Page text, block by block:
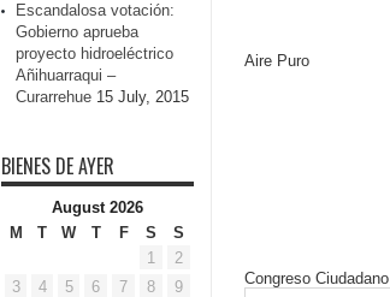
Escandalosa votación:
Gobierno aprueba
proyecto hidroeléctrico
Añihuarraqui –
Curarrehue 15 July, 2015
BIENES DE AYER
August 2026
M
T W T F S
S
1
2
3
4 5 6 7 8
9
Aire Puro
Congreso Ciudadano